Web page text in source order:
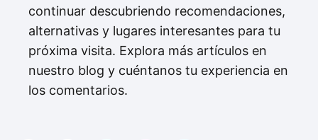
continuar descubriendo recomendaciones,
alternativas y lugares interesantes para tu
próxima visita. Explora más artículos en
nuestro blog y cuéntanos tu experiencia en
los comentarios.